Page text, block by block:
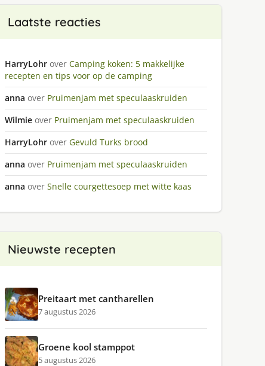
Laatste reacties
HarryLohr over Camping koken: 5 makkelijke
recepten en tips voor op de camping
anna over Pruimenjam met speculaaskruiden
Wilmie over Pruimenjam met speculaaskruiden
HarryLohr over Gevuld Turks brood
anna over Pruimenjam met speculaaskruiden
anna over Snelle courgettesoep met witte kaas
Nieuwste recepten
Preitaart met cantharellen
7 augustus 2026
Groene kool stamppot
5 augustus 2026